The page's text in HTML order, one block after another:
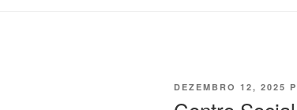
PUBLICADO
DEZEMBRO 12, 2025